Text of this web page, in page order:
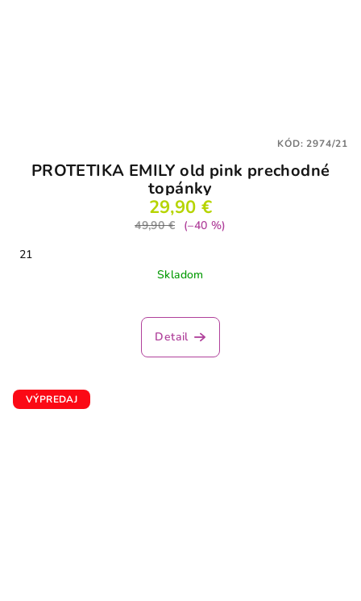
PROTETIKA EMILY old pink prechodné
topánky
29,90 €
49,90 €
(–40 %)
21
Skladom
Detail
KÓD:2974/21
VÝPREDAJ